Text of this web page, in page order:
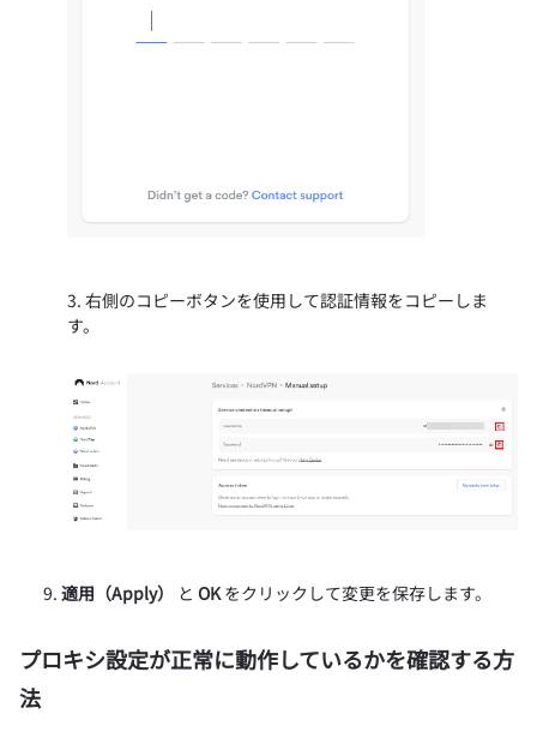
右側のコピーボタンを使用して認証情報をコピーしま
す。
適用（Apply） と OKをクリックして変更を保存します。
プロキシ設定が正常に動作しているかを確認する方
法